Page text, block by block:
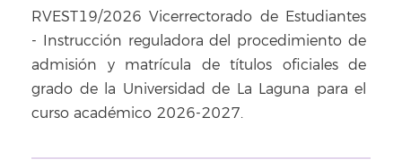
RVEST19/2026 Vicerrectorado de Estudiantes
- Instrucción reguladora del procedimiento de
admisión y matrícula de títulos oficiales de
grado de la Universidad de La Laguna para el
curso académico 2026-2027.